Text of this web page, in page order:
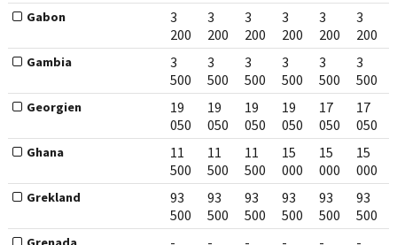
Gabon
3
200
3
200
3
200
3
200
3
200
3
200
Gambia
3
500
3
500
3
500
3
500
3
500
3
500
Georgien
19
050
19
050
19
050
19
050
17
050
17
050
Ghana
11
500
11
500
11
500
15
000
15
000
15
000
Grekland
93
500
93
500
93
500
93
500
93
500
93
500